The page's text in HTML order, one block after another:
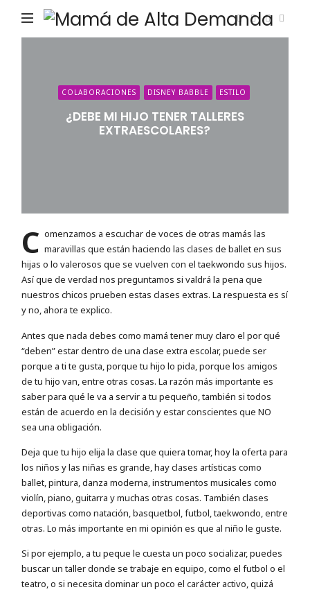
de
COLABORACIONES DISNEY BABBLE ESTILO
¿DEBE MI HIJO TENER TALLERES
EXTRAESCOLARES?
C omenzamos a escuchar de voces de otras mamás las
maravillas que están haciendo las clases de ballet en sus
hijas o lo valerosos que se vuelven con el taekwondo sus hijos.
Así que de verdad nos preguntamos si valdrá la pena que
nuestros chicos prueben estas clases extras. La respuesta es sí
y no, ahora te explico.
Antes que nada debes como mamá tener muy claro el por qué
“deben” estar dentro de una clase extra escolar, puede ser
porque a ti te gusta, porque tu hijo lo pida, porque los amigos
de tu hijo van, entre otras cosas. La razón más importante es
saber para qué le va a servir a tu pequeño, también si todos
están de acuerdo en la decisión y estar conscientes que NO
sea una obligación.
Deja que tu hijo elija la clase que quiera tomar, hoy la oferta para
los niños y las niñas es grande, hay clases artísticas como
ballet, pintura, danza moderna, instrumentos musicales como
violín, piano, guitarra y muchas otras cosas. También clases
deportivas como natación, basquetbol, futbol, taekwondo, entre
otras. Lo más importante en mi opinión es que al niño le guste.
Si por ejemplo, a tu peque le cuesta un poco socializar, puedes
buscar un taller donde se trabaje en equipo, como el futbol o el
teatro, o si necesita dominar un poco el carácter activo, quizá